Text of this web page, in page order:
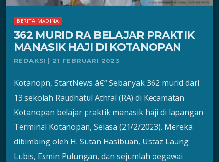
BERITA MADINA
362 MURID RA BELAJAR PRAKTIK
MANASIK HAJI DI KOTANOPAN
REDAKSI | 21 FEBRUARI 2023
Kotanopn, StartNews â€“ Sebanyak 362 murid dari
13 sekolah Raudhatul Athfal (RA) di Kecamatan
Kotanopan belajar praktik manasik haji di lapangan
Terminal Kotanopan, Selasa (21/2/2023). Mereka
dibimbing oleh H. Sutan Hasibuan, Ustaz Laung
Lubis, Esmin Pulungan, dan sejumlah pegawai